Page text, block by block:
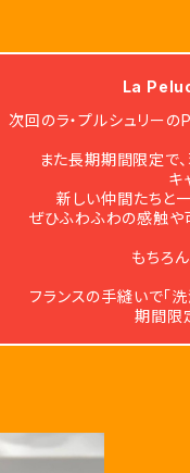
La
次回のラ・プルシュリー
また長期期間限定で、
キ
新しい仲間たちと一
ぜひふわふわの感触や
もちろ
フランスの手縫いで「
期間限